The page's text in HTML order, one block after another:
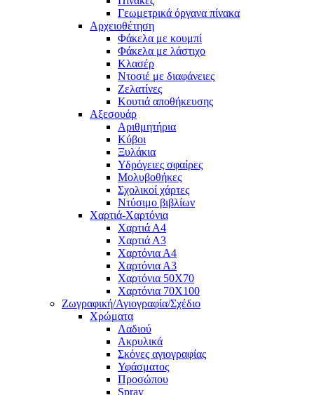
Γεωμετρικά όργανα πίνακα
Αρχειοθέτηση
Φάκελα με κουμπί
Φάκελα με λάστιχο
Κλασέρ
Ντοσιέ με διαφάνειες
Ζελατίνες
Κουτιά αποθήκευσης
Αξεσουάρ
Αριθμητήρια
Κύβοι
Ξυλάκια
Υδρόγειες σφαίρες
Μολυβοθήκες
Σχολικοί χάρτες
Ντύσιμο βιβλίων
Χαρτιά-Χαρτόνια
Χαρτιά Α4
Χαρτιά Α3
Χαρτόνια Α4
Χαρτόνια Α3
Χαρτόνια 50Χ70
Χαρτόνια 70Χ100
Ζωγραφική/Αγιογραφία/Σχέδιο
Χρώματα
Λαδιού
Ακρυλικά
Σκόνες αγιογραφίας
Υφάσματος
Προσώπου
Spray